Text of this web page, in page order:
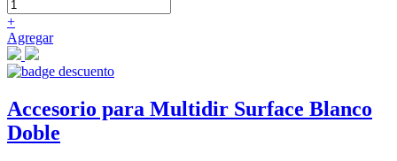
+
Agregar
Accesorio para Multidir Surface Blanco
Doble